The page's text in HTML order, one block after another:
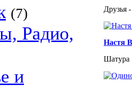
(7)
Радио,
и
Друзья
Настя
Шатура